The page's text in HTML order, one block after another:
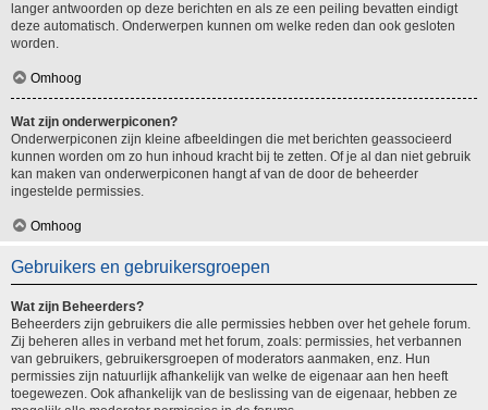
langer antwoorden op deze berichten en als ze een peiling bevatten eindigt
deze automatisch. Onderwerpen kunnen om welke reden dan ook gesloten
worden.
Omhoog
Wat zijn onderwerpiconen?
Onderwerpiconen zijn kleine afbeeldingen die met berichten geassocieerd
kunnen worden om zo hun inhoud kracht bij te zetten. Of je al dan niet gebruik
kan maken van onderwerpiconen hangt af van de door de beheerder
ingestelde permissies.
Omhoog
Gebruikers en gebruikersgroepen
Wat zijn Beheerders?
Beheerders zijn gebruikers die alle permissies hebben over het gehele forum.
Zij beheren alles in verband met het forum, zoals: permissies, het verbannen
van gebruikers, gebruikersgroepen of moderators aanmaken, enz. Hun
permissies zijn natuurlijk afhankelijk van welke de eigenaar aan hen heeft
toegewezen. Ook afhankelijk van de beslissing van de eigenaar, hebben ze